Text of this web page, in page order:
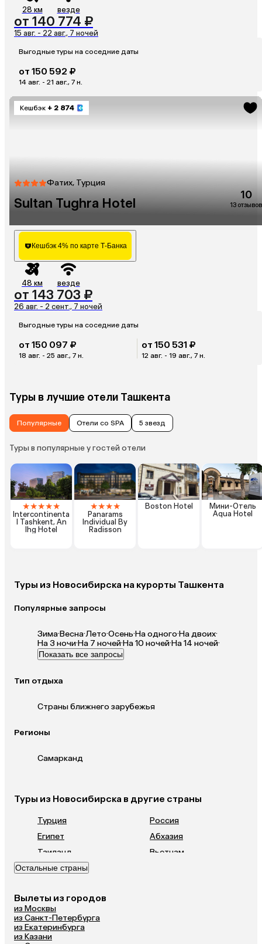
28 км везде
от 140 774 ₽
15 авг. - 22 авг., 7 ночей
Выгодные туры на соседние даты
от 150 592 ₽
14 авг. - 21 авг., 7 н.
Кешбэк + 2 874
Фатих, Турция
Sultan Tughra Hotel
10
13 отзывов
Кешбэк 4% по карте Т-Банка
48 км везде
от 143 703 ₽
26 авг. - 2 сент., 7 ночей
Выгодные туры на соседние даты
от 150 097 ₽
18 авг. - 25 авг., 7 н.
от 150 531 ₽
12 авг. - 19 авг., 7 н.
Туры в лучшие отели Ташкента
Популярные Отели со SPA 5 звезд
Туры в популярные у гостей отели
★★★★★
Intercontinenta
l Tashkent, An
Ihg Hotel
★★★★
Panarams
Individual By
Radisson
Boston Hotel
Мини-Отель
Aqua Hotel
Туры из Новосибирска на курорты Ташкента
Популярные запросы
Зима·Весна·Лето·Осень·На одного·На двоих·
На 3 ночи·На 7 ночей·На 10 ночей·На 14 ночей·
Показать все запросы
Тип отдыха
Страны ближнего зарубежья
Регионы
Самарканд
Туры из Новосибирска в другие страны
Турция
Россия
Египет
Абхазия
Таиланд
Вьетнам
ОАЭ
Саудовская Аравия
Остальные страны
Вылеты из городов
из Москвы
из Санкт-Петербурга
из Екатеринбурга
из Казани